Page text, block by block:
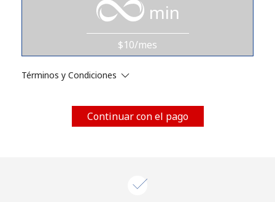
Inicia sesión oREGÍSTRATE →
¿Olvidaste tu contraseña? →
o
min
$10/mes
Términos y Condiciones
Continuar con el pago